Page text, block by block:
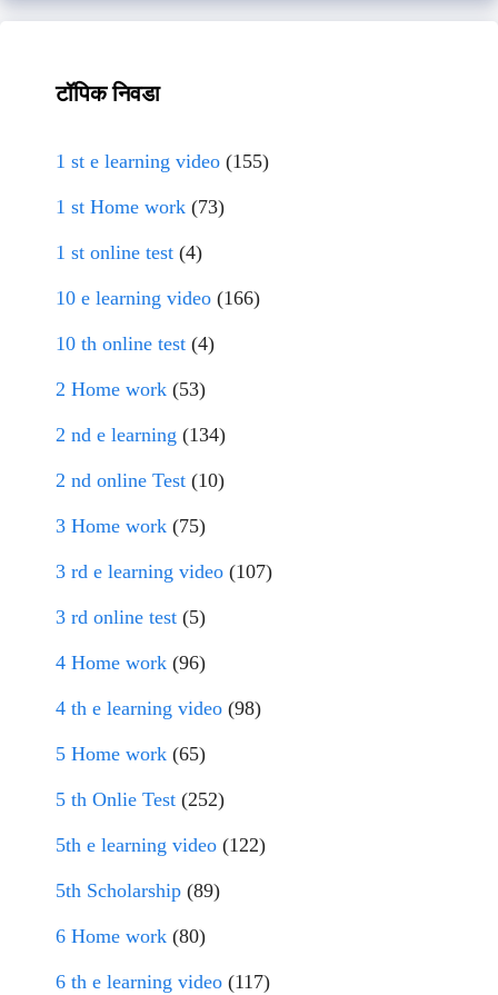
टॉपिक निवडा
1 st e learning video (155)
1 st Home work (73)
1 st online test (4)
10 e learning video (166)
10 th online test (4)
2 Home work (53)
2 nd e learning (134)
2 nd online Test (10)
3 Home work (75)
3 rd e learning video (107)
3 rd online test (5)
4 Home work (96)
4 th e learning video (98)
5 Home work (65)
5 th Onlie Test (252)
5th e learning video (122)
5th Scholarship (89)
6 Home work (80)
6 th e learning video (117)